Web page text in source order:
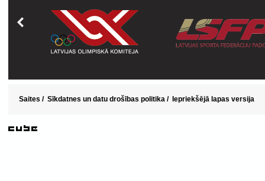
Saites / Sīkdatnes un datu drošības politika / Iepriekšējā lapas versija